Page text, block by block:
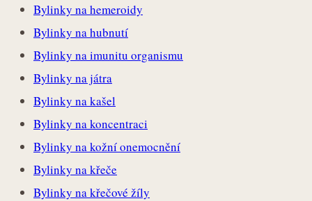
Bylinky na hemeroidy
Bylinky na hubnutí
Bylinky na imunitu organismu
Bylinky na játra
Bylinky na kašel
Bylinky na koncentraci
Bylinky na kožní onemocnění
Bylinky na křeče
Bylinky na křečové žíly